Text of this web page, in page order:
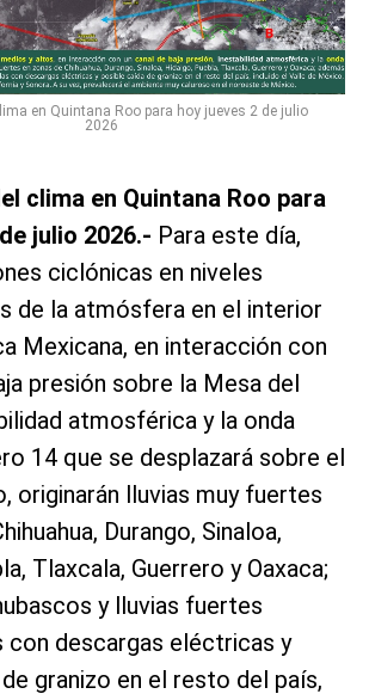
en Quintana Roo para hoy jueves 2 de julio
2026
clima en Quintana Roo para
julio 2026.- Para este día,
ciclónicas en niveles
de la atmósfera en el interior
Mexicana, en interacción con
presión sobre la Mesa del
atmosférica y la onda
14 que se desplazará sobre el
originarán lluvias muy fuertes
Durango, Sinaloa,
Tlaxcala, Guerrero y Oaxaca;
y lluvias fuertes
con descargas eléctricas y
granizo en el resto del país,